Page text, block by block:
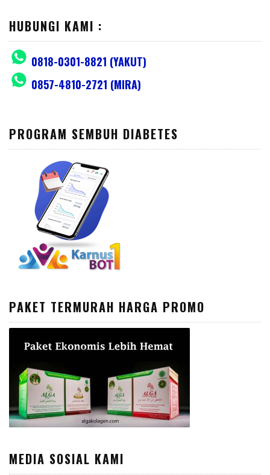
HUBUNGI KAMI :
0818-0301-8821 (YAKUT)
0857-4810-2721 (MIRA)
PROGRAM SEMBUH DIABETES
PAKET TERMURAH HARGA PROMO
MEDIA SOSIAL KAMI